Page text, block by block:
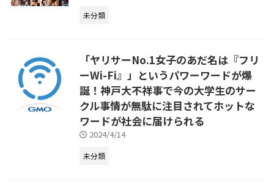
未分類
「ヤリサーNo.1女子のあだ名は『フリ
ーWi-Fi』」というパワーワードが爆
誕！神戸大不祥事で今の大学生のサー
クル事情が無駄に注目されてホットな
ワードが社会に届けられる
2024/4/14
未分類